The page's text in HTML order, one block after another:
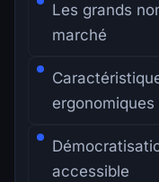
Les grands
marché
accessible